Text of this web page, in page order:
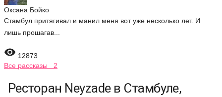
Оксана Бойко
Стамбул притягивал и манил меня вот уже несколько лет. И
лишь прошагав...
 12873
Все рассказы 2
Ресторан Neyzade в Стамбуле,